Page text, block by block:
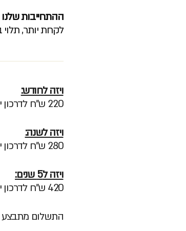
ההתחייבות שלנו היא
לקחת יותר,
ויזה לחודש:
220 ש"ח לדרכון ישראלי. – 320 ש"ח לדרכון זר.
ויזה לשנה:
280 ש"ח לדרכון ישראלי. – 380 ש"ח לדרכון זר.
ויזה ל5 שנים:
420 ש"ח לדרכון ישראלי. – 500 ש"ח לדרכון זר.
התשלום מתבצע